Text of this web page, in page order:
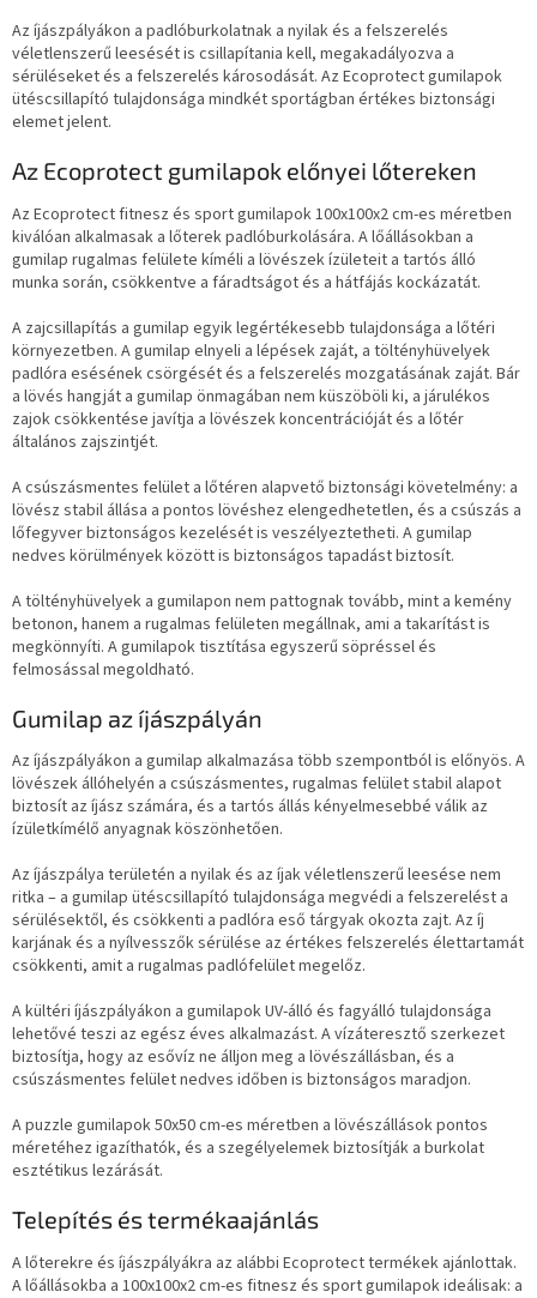
Az íjászpályákon a padlóburkolatnak a nyilak és a felszerelés
véletlenszerű leesését is csillapítania kell, megakadályozva a
sérüléseket és a felszerelés károsodását. Az Ecoprotect gumilapok
ütéscsillapító tulajdonsága mindkét sportágban értékes biztonsági
elemet jelent.
Az Ecoprotect gumilapok előnyei lőtereken
Az Ecoprotect fitnesz és sport gumilapok 100x100x2 cm-es méretben
kiválóan alkalmasak a lőterek padlóburkolására. A lőállásokban a
gumilap rugalmas felülete kíméli a lövészek ízületeit a tartós álló
munka során, csökkentve a fáradtságot és a hátfájás kockázatát.
A zajcsillapítás a gumilap egyik legértékesebb tulajdonsága a lőtéri
környezetben. A gumilap elnyeli a lépések zaját, a töltényhüvelyek
padlóra esésének csörgését és a felszerelés mozgatásának zaját. Bár
a lövés hangját a gumilap önmagában nem küszöböli ki, a járulékos
zajok csökkentése javítja a lövészek koncentrációját és a lőtér
általános zajszintjét.
A csúszásmentes felület a lőtéren alapvető biztonsági követelmény: a
lövész stabil állása a pontos lövéshez elengedhetetlen, és a csúszás a
lőfegyver biztonságos kezelését is veszélyeztetheti. A gumilap
nedves körülmények között is biztonságos tapadást biztosít.
A töltényhüvelyek a gumilapon nem pattognak tovább, mint a kemény
betonon, hanem a rugalmas felületen megállnak, ami a takarítást is
megkönnyíti. A gumilapok tisztítása egyszerű söpréssel és
felmosással megoldható.
Gumilap az íjászpályán
Az íjászpályákon a gumilap alkalmazása több szempontból is előnyös. A
lövészek állóhelyén a csúszásmentes, rugalmas felület stabil alapot
biztosít az íjász számára, és a tartós állás kényelmesebbé válik az
ízületkímélő anyagnak köszönhetően.
Az íjászpálya területén a nyilak és az íjak véletlenszerű leesése nem
ritka – a gumilap ütéscsillapító tulajdonsága megvédi a felszerelést a
sérülésektől, és csökkenti a padlóra eső tárgyak okozta zajt. Az íj
karjának és a nyílvesszők sérülése az értékes felszerelés élettartamát
csökkenti, amit a rugalmas padlófelület megelőz.
A kültéri íjászpályákon a gumilapok UV-álló és fagyálló tulajdonsága
lehetővé teszi az egész éves alkalmazást. A vízáteresztő szerkezet
biztosítja, hogy az esővíz ne álljon meg a lövészállásban, és a
csúszásmentes felület nedves időben is biztonságos maradjon.
A puzzle gumilapok 50x50 cm-es méretben a lövészállások pontos
méretéhez igazíthatók, és a szegélyelemek biztosítják a burkolat
esztétikus lezárását.
Telepítés és termékaajánlás
A lőterekre és íjászpályákra az alábbi Ecoprotect termékek ajánlottak.
A lőállásokba a 100x100x2 cm-es fitnesz és sport gumilapok ideálisak: a